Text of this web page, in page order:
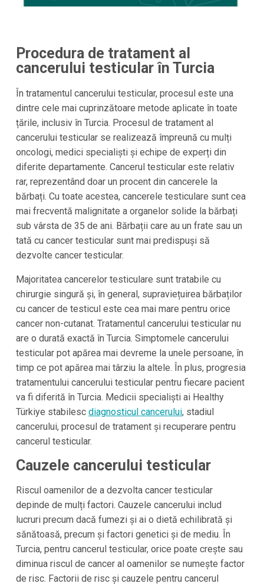
Procedura de tratament al
cancerului testicular în Turcia
În tratamentul cancerului testicular, procesul este una
dintre cele mai cuprinzătoare metode aplicate în toate
țările, inclusiv în Turcia. Procesul de tratament al
cancerului testicular se realizează împreună cu mulți
oncologi, medici specialiști și echipe de experți din
diferite departamente. Cancerul testicular este relativ
rar, reprezentând doar un procent din cancerele la
bărbați. Cu toate acestea, cancerele testiculare sunt cea
mai frecventă malignitate a organelor solide la bărbați
sub vârsta de 35 de ani. Bărbații care au un frate sau un
tată cu cancer testicular sunt mai predispuși să
dezvolte cancer testicular.
Majoritatea cancerelor testiculare sunt tratabile cu
chirurgie singură și, în general, supraviețuirea bărbaților
cu cancer de testicul este cea mai mare pentru orice
cancer non-cutanat. Tratamentul cancerului testicular nu
are o durată exactă în Turcia. Simptomele cancerului
testicular pot apărea mai devreme la unele persoane, în
timp ce pot apărea mai târziu la altele. În plus, progresia
tratamentului cancerului testicular pentru fiecare pacient
va fi diferită în Turcia. Medicii specialiști ai Healthy
Türkiye stabilesc diagnosticul cancerului, stadiul
cancerului, procesul de tratament și recuperare pentru
cancerul testicular.
Cauzele cancerului testicular
Riscul oamenilor de a dezvolta cancer testicular
depinde de mulți factori. Cauzele cancerului includ
lucruri precum dacă fumezi și ai o dietă echilibrată și
sănătoasă, precum și factori genetici și de mediu. În
Turcia, pentru cancerul testicular, orice poate crește sau
diminua riscul de cancer al oamenilor se numește factor
de risc. Factorii de risc și cauzele pentru cancerul